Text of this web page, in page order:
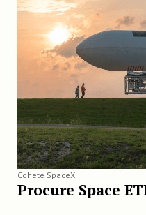
Cohete SpaceX
Procure Space